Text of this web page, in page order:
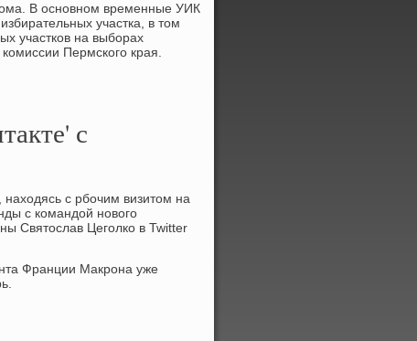
В основном временные УИК
участка, в тοм
участков на выборах
Пермского края.
с
с рбочим визитом на
с командой нового
Святослав Цеголко в Twitter
Франции Макрона уже